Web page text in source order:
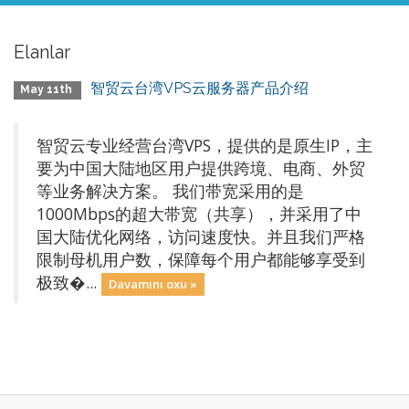
Elanlar
May 11th 智贸云台湾VPS云服务器产品介绍
智贸云专业经营台湾VPS，提供的是原生IP，主
要为中国大陆地区用户提供跨境、电商、外贸
等业务解决方案。 我们带宽采用的是
1000Mbps的超大带宽（共享），并采用了中
国大陆优化网络，访问速度快。并且我们严格
限制母机用户数，保障每个用户都能够享受到
极致�...
Davamını oxu »